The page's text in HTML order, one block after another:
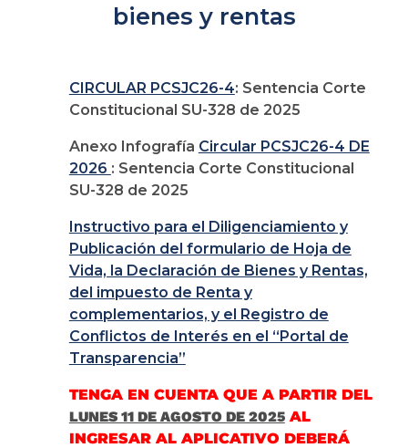
bienes y rentas
CIRCULAR PCSJC26-4: Sentencia Corte
Constitucional SU-328 de 2025
Anexo Infografía Circular PCSJC26-4 DE
2026 : Sentencia Corte Constitucional
SU-328 de 2025
Instructivo para el Diligenciamiento y
Publicación del formulario de Hoja de
Vida, la Declaración de Bienes y Rentas,
del impuesto de Renta y
complementarios, y el Registro de
Conflictos de Interés en el “Portal de
Transparencia”
TENGA EN CUENTA QUE A PARTIR DEL
LUNES 11 DE AGOSTO DE 2025AL
INGRESAR AL APLICATIVO DEBERÁ